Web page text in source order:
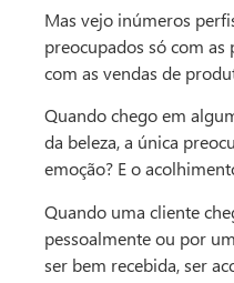
Mas vejo inúmeros
preocupados só com
com as vendas de
Quando chego em
da beleza, a única
emoção? E o
Quando uma cliente
pessoalmente ou por
ser bem recebida, ser